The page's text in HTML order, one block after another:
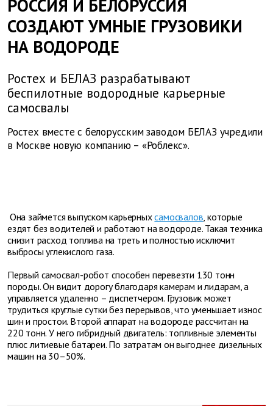
РОССИЯ И БЕЛОРУССИЯ
СОЗДАЮТ УМНЫЕ ГРУЗОВИКИ
НА ВОДОРОДЕ
Ростех и БЕЛАЗ разрабатывают
беспилотные водородные карьерные
самосвалы
Ростех вместе с белорусским заводом БЕЛАЗ учредили
в Москве новую компанию – «Роблекс».
Она займется выпуском карьерныхсамосвалов, которые
ездят без водителей и работают на водороде. Такая техника
снизит расход топлива на треть и полностью исключит
выбросы углекислого газа.
Первый самосвал-робот способен перевезти 130 тонн
породы. Он видит дорогу благодаря камерам и лидарам, а
управляется удаленно – диспетчером. Грузовик может
трудиться круглые сутки без перерывов, что уменьшает износ
шин и простои. Второй аппарат на водороде рассчитан на
220 тонн. У него гибридный двигатель: топливные элементы
плюс литиевые батареи. По затратам он выгоднее дизельных
машин на 30–50%.